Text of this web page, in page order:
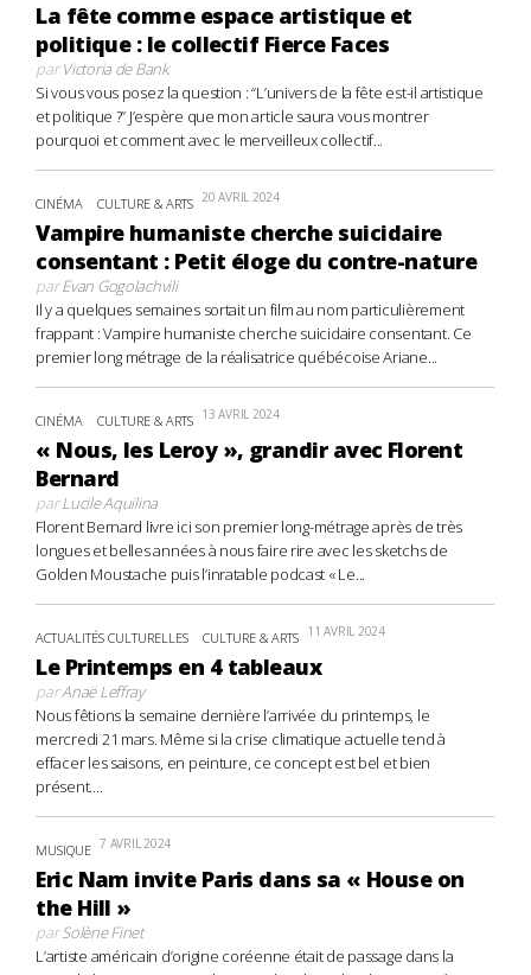
La fête comme espace artistique et
politique : le collectif Fierce Faces
parVictoria de Bank
Si vous vous posez la question : “L’univers de la fête est-il artistique
et politique ?” J’espère que mon article saura vous montrer
pourquoi et comment avec le merveilleux collectif...
CINÉMA CULTURE & ARTS 20 AVRIL 2024
Vampire humaniste cherche suicidaire
consentant : Petit éloge du contre-nature
parEvan Gogolachvili
Il y a quelques semaines sortait un film au nom particulièrement
frappant : Vampire humaniste cherche suicidaire consentant. Ce
premier long métrage de la réalisatrice québécoise Ariane...
CINÉMA CULTURE & ARTS 13 AVRIL 2024
« Nous, les Leroy », grandir avec Florent
Bernard
parLucile Aquilina
Florent Bernard livre ici son premier long-métrage après de très
longues et belles années à nous faire rire avec les sketchs de
Golden Moustache puis l’inratable podcast « Le...
ACTUALITÉS CULTURELLES CULTURE & ARTS 11 AVRIL 2024
Le Printemps en 4 tableaux
parAnaë Leffray
Nous fêtions la semaine dernière l’arrivée du printemps, le
mercredi 21 mars. Même si la crise climatique actuelle tend à
effacer les saisons, en peinture, ce concept est bel et bien
présent....
MUSIQUE 7 AVRIL 2024
Eric Nam invite Paris dans sa « House on
the Hill »
parSolène Finet
L’artiste américain d’origine coréenne était de passage dans la